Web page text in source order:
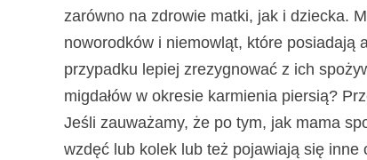
zarówno na zdrowie matki, jak i dziecka.
noworodków i niemowląt, które posiadają
przypadku lepiej zrezygnować z ich
migdałów w okresie karmienia piersią?
Jeśli zauważamy, że po tym, jak mama
wzdęć lub kolek lub też pojawiają się